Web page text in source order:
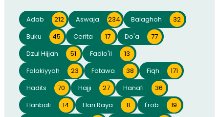
Adab 212 Aswaja 234 Balaghoh
32
Buku
45 Cerita 17 Do'a
77
Dzul Hijjah
51 Fadlo'il
13
Falakiyyah
23 Fatawa 38 Fiqh
171
Hadits
70 Hajji 27 Hanafi
36
Hanbali
14 Hari Raya 11 I'rob
19